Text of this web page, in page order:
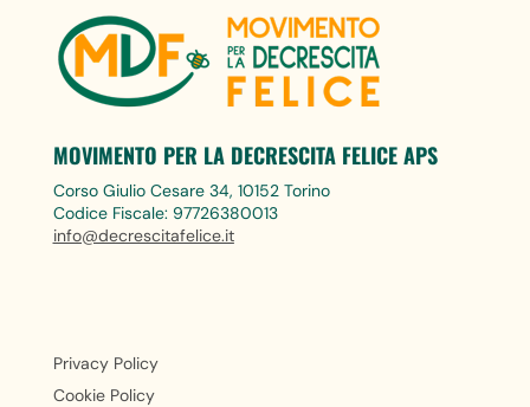
MOVIMENTO PER LA DECRESCITA FELICE APS
Corso Giulio Cesare 34, 10152 Torino
Codice Fiscale: 97726380013
info@decrescitafelice.it
Privacy Policy
Cookie Policy